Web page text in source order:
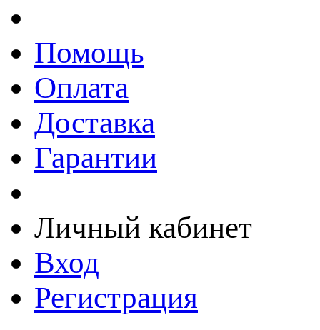
Помощь
Оплата
Доставка
Гарантии
Личный кабинет
Вход
Регистрация